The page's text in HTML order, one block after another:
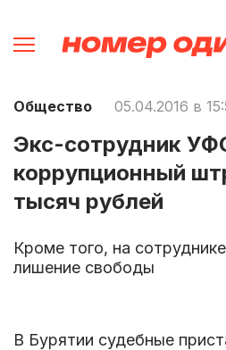
Общество 05.04.2016 в
Экс-сотрудник
коррупционный
тысяч рублей
Кроме того, на
лишение свободы
В Бурятии судебные